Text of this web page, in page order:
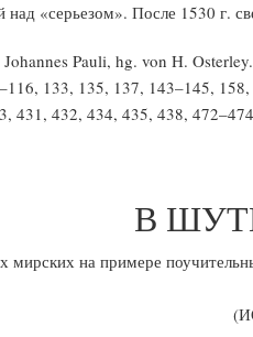
«серьезом». После 1530 г.
Pauli, hg. von H.
133, 135, 137, 143–145,
431, 432, 434, 435, 438,
В
мирских на примере